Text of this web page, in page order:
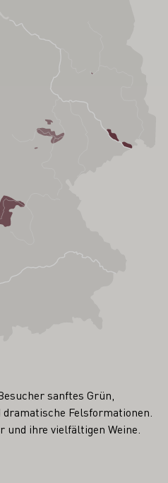
sanftes Grün,
Felsformationen.
und ihre vielfältigen Weine.